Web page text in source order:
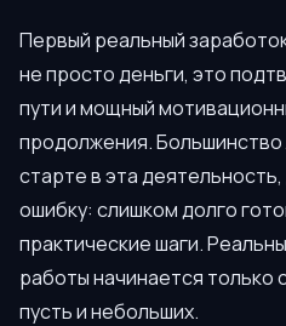
Первый реальный
не просто деньги, это
пути и мощный
продолжения.
старте в эта
ошибку: слишком долго
практические шаги.
работы начинается только
пусть и небольших.